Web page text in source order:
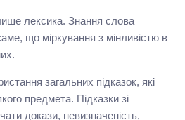
лексика. Знання слова
що міркування з мінливістю в
загальних підказок, які
предмета. Підказки зі
докази, невизначеність,